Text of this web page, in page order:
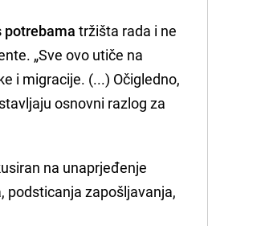
tržišta rada i ne
„Sve ovo utiče na
i migracije. (...) Očigledno,
osnovni razlog za
na unaprjeđenje
podsticanja zapošljavanja,